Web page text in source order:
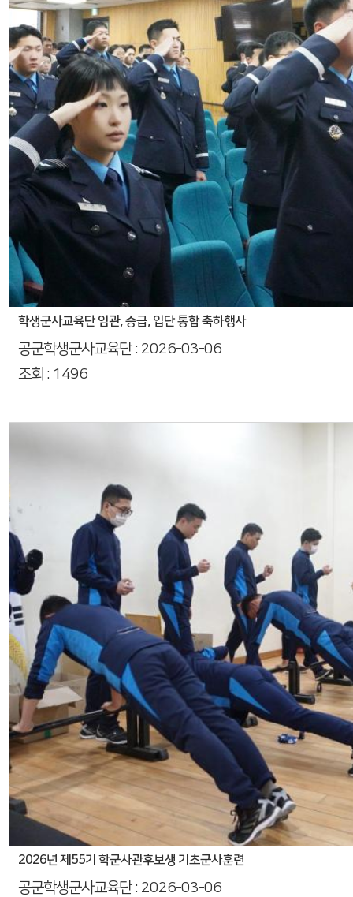
학생군사교육단 임관, 승급, 입단 통합 축하행사
공군학생군사교육단 : 2026-03-06
조회 : 1496
2026년 제55기 학군사관후보생 기초군사훈련
공군학생군사교육단 : 2026-03-06